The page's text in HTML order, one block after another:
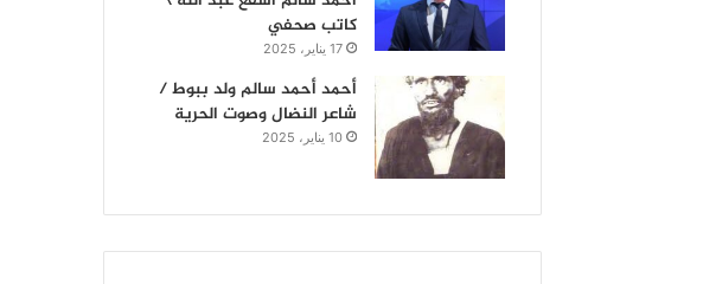
كاتب صحفي
17 يناير، 2025
أحمد أحمد سالم ولد ببوط /
شاعر النضال وصوت الحرية
10 يناير، 2025